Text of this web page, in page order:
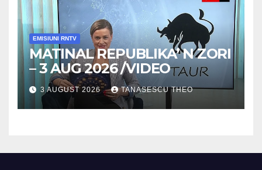
EMISIUNI RNTV
MATINAL REPUBLIKA’ N ZORI
– 3 AUG 2026 /VIDEO
3 AUGUST 2026 TANASESCU THEO